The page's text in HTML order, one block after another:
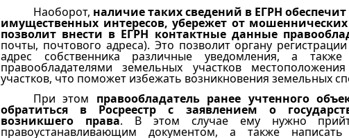
Наоборот, наличие таких сведений в ЕГРН
имущественных интересов, убережет от
позволит внести в ЕГРН контактные данные
почты, почтового адреса). Это позволит органу
адрес собственника различные уведомления, а также
правообладателями земельных участков
участков, что поможет избежать возникновения земельных
При этом правообладатель ранее учтенного
обратиться в Росреестр с заявлением о
возникшего права. В этом случае ему нужно
правоустанавливающим документом, а также написать